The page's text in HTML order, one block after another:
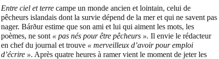
Entre ciel et terre campe un monde ancien et lointain, celui de
pêcheurs islandais dont la survie dépend de la mer et qui ne savent pas
nager. Bárður estime que son ami et lui qui aiment les mots, les
poèmes, ne sont « pas nés pour être pêcheurs ». Il envie le rédacteur
en chef du journal et trouve « merveilleux d’avoir pour emploi
d’écrire ». Après quatre heures à ramer vient le moment de jeter les